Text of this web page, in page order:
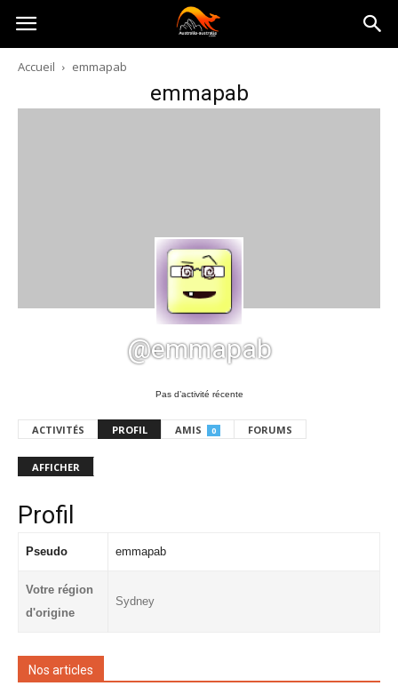
Australia-
australie.com
Accueil emmapab
emmapab
@emmapab
Pas d’activité récente
ACTIVITÉS PROFIL AMIS 0 FORUMS
AFFICHER
Profil
Pseudo emmapab
Votre région
d'origine
Sydney
Nos articles